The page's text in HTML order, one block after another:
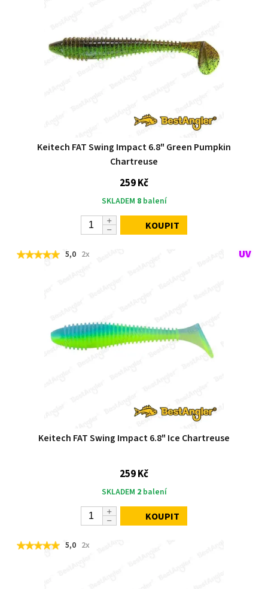
Keitech FAT Swing Impact 6.8" Green Pumpkin
Chartreuse
259 Kč
SKLADEM 8balení
KOUPIT
5,0 2x
Keitech FAT Swing Impact 6.8" Ice Chartreuse
259 Kč
SKLADEM 2balení
KOUPIT
5,0 2x